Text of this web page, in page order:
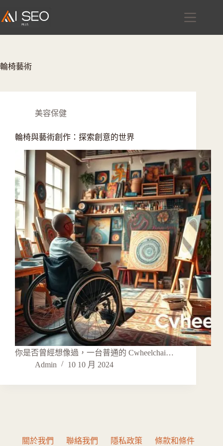
至
容
輪椅藝術
美容保健
輪椅與藝術創作：探索創意的世界
你是否曾經想像過，一台普通的 Cwheelchai…
Admin
10 10 月 2024
關於我們 聯絡我們 隱私政策 條款和條件